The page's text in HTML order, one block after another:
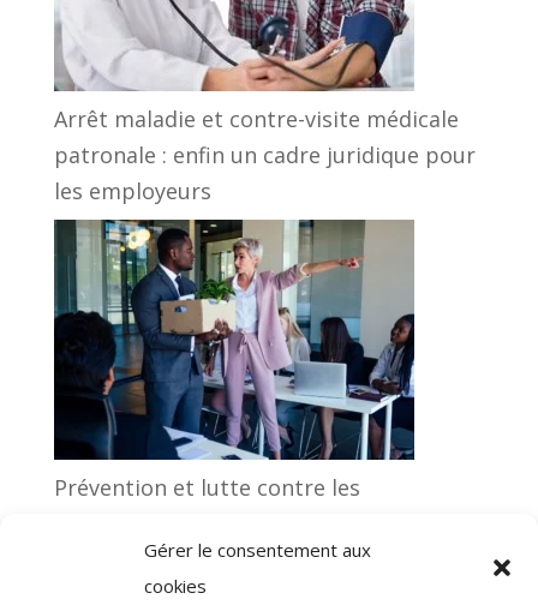
Gérer le consentement aux
cookies
Arrêt maladie et contre-visite médicale
patronale : enfin un cadre juridique pour
les employeurs
Prévention et lutte contre les
professionnel : quelle aide pour les CSE ?